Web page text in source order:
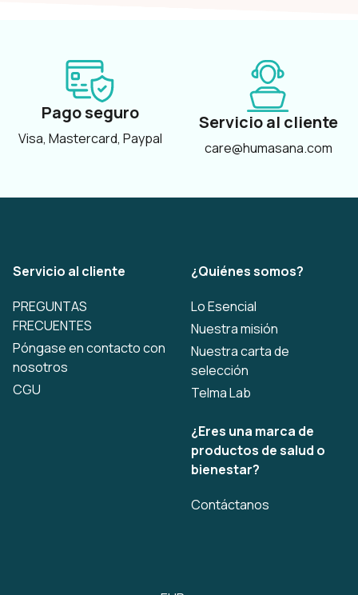
Pago seguro
Visa, Mastercard, Paypal
Servicio al cliente
care@humasana.com
Servicio al cliente
PREGUNTAS
FRECUENTES
Póngase en contacto con
nosotros
CGU
¿Quiénes somos?
Lo Esencial
Nuestra misión
Nuestra carta de
selección
Telma Lab
¿Eres una marca de
productos de salud o
bienestar?
Contáctanos